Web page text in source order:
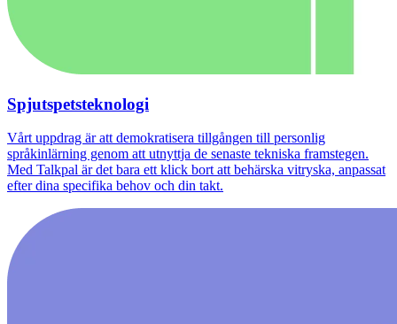
Spjutspetsteknologi
Vårt uppdrag är att demokratisera tillgången till personlig
språkinlärning genom att utnyttja de senaste tekniska framstegen.
Med Talkpal är det bara ett klick bort att behärska vitryska, anpassat
efter dina specifika behov och din takt.